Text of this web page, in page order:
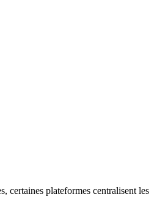
certaines plateformes centralisent les